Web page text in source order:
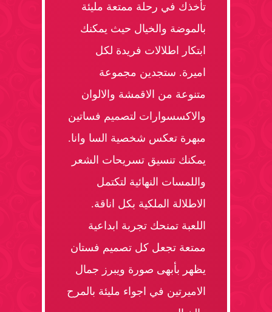
تأخذك في رحلة ممتعة مليئة
بالموضة والخيال حيث يمكنك
ابتكار اطلالات فريدة لكل
اميرة. ستجدين مجموعة
متنوعة من الاقمشة والالوان
والاكسسوارات لتصميم فساتين
مبهرة تعكس شخصية السا وانا.
يمكنك تنسيق تسريحات الشعر
واللمسات النهائية لتكتمل
الاطلالة الملكية بكل اناقة.
اللعبة تمنحك تجربة ابداعية
ممتعة تجعل كل تصميم فستان
يظهر بأبهى صورة ويبرز جمال
الاميرتين في اجواء مليئة بالمرح